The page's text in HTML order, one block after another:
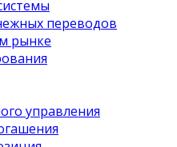
переводов
рынке
управления